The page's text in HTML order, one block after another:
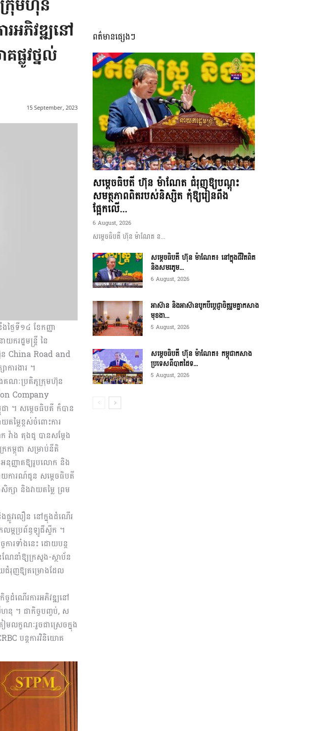
ម្ម
រុមហ៊ុន
អភិវឌ្ឍនៅ
ផ្លូវថ្នល់
15 September, 2023
ងៃទី១៤ ខែកញ្ញា
រដ្ឋមន្រ្តី នៃ
ន China Road and
ារងារ ។
ងគណៈប្រតិភូក្រុមហ៊ុន
Company
ា ។ សម្តេចធិបតី ក៏បាន
ម្លៃខ្ពស់ចំពោះការ
ាង តុងជូ បានសម្តែង
រកម្ពុជា សម្រាប់នីតិ
ញ្ញាតឱ្យរូបលោក និង
យការណ៍ជូន សម្តេចធិបតី
សា និងវាយតម្លៃ ព្រម
ផ្លូវលឿន នៅក្នុងដំណើរ
លម្អប្រព័ន្ធឡូជីស្ទីក ។
ារទាំងនេះ ដោយបន្ត
ណែនាំឱ្យក្រសួង-ស្ថាប័ន
យជំរុញឱ្យគម្រោងដែល
ចដំណើរការអភិវឌ្ឍនៅ
ហនុ ។ ជាកិច្ចបញ្ចប់, ស
មលក្ខណៈរួចជាស្រេចក្នុង
បន្តការវិនិយោគ
ពត៌មានផ្សេងៗ
សម្តេចធិបតី ហ៊ុន ម៉ាណែត ជំរុញឱ្យបណ្តុះ
សមត្ថភាពពិតរបស់និស្សិត កុំឱ្យរៀនពឹង
ផ្អែកលើ...
6 August, 2026
សម្តេចធិបតី ហ៊ុន ម៉ាណែត ន...
សម្តេចធិបតី ហ៊ុន ម៉ាណែត៖ នៅក្នុងជីវិតពិត
និងសមរភូម...
6 August, 2026
អាស៊ាន និងអាស៊ានបូកបីប្តេជ្ញាចិត្តរួមគ្នាកសាង
មុខងា...
5 August, 2026
សម្ដេចធិបតី ហ៊ុន ម៉ាណែត៖ កម្ពុជាកសាង
ប្រទេសពីបាតដៃទ...
5 August, 2026